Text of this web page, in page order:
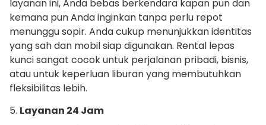
layanan ini, Anda bebas berkendara kapan pun dan
kemana pun Anda inginkan tanpa perlu repot
menunggu sopir. Anda cukup menunjukkan identitas
yang sah dan mobil siap digunakan. Rental lepas
kunci sangat cocok untuk perjalanan pribadi, bisnis,
atau untuk keperluan liburan yang membutuhkan
fleksibilitas lebih.
5. Layanan 24 Jam